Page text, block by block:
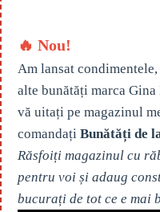
🔥 Nou!
Am lansat
alte bunătăți marca
vă uitați pe magazinul
comandați Bunătăți de
Răsfoiți magazinul cu
pentru voi și adaug
bucurați de tot ce e mai